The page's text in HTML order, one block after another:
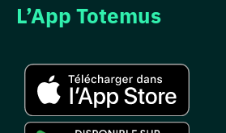
L’App Totemus